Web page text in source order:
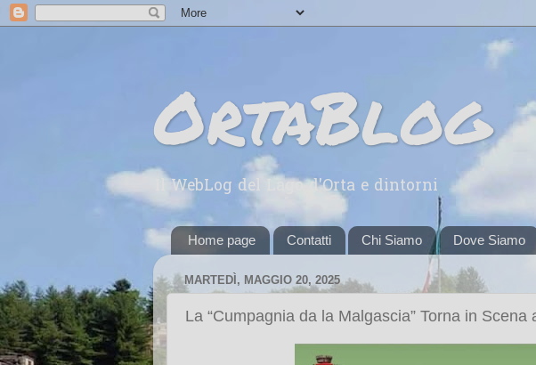
OrtaBlog
Il WebLog del Lago d'Orta e dintorni
Home page Contatti Chi Siamo Dove Siamo
MARTEDÌ, MAGGIO 20, 2025
La “Cumpagnia da la Malgascia” Torna in Scena